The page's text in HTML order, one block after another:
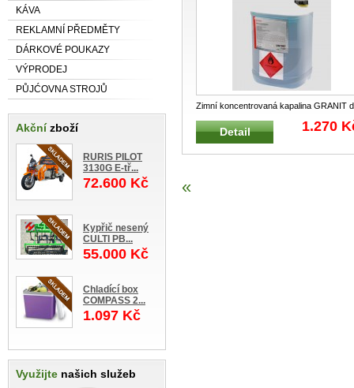
KÁVA
REKLAMNÍ PŘEDMĚTY
DÁRKOVÉ POUKAZY
VÝPRODEJ
PŮJĆOVNA STROJŮ
Akčnízboží
RURIS PILOT
3130G E-tř...
72.600 Kč
Kypřič nesený
CULTI PB...
55.000 Kč
Chladící box
COMPASS 2...
1.097 Kč
Využijte našich služeb
Zimní koncentrovaná kapalina GRANIT
ostřikovačů Nemrznoucí, proj
...
Detail 1.270
«